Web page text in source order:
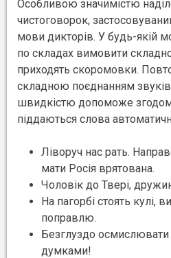
Особливою значимістю
чистоговорок,
мови дикторів. У будь-якій
по складах вимовити
приходять скоромовки.
складною поєднанням
швидкістю допоможе
піддаються слова
Ліворуч нас рать.
мати Росія врятована.
Чоловік до Твері,
На пагорбі стоять кулі,
поправлю.
Безглуздо
думками!